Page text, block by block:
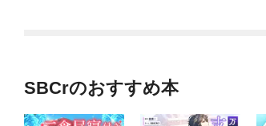
SBCrのおすすめ本